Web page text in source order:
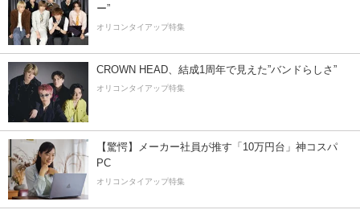
ー”
オリコンタイアップ特集
CROWN HEAD、結成1周年で見えた”バンドらしさ”
オリコンタイアップ特集
【驚愕】メーカー社員が推す「10万円台」神コスパ
PC
オリコンタイアップ特集